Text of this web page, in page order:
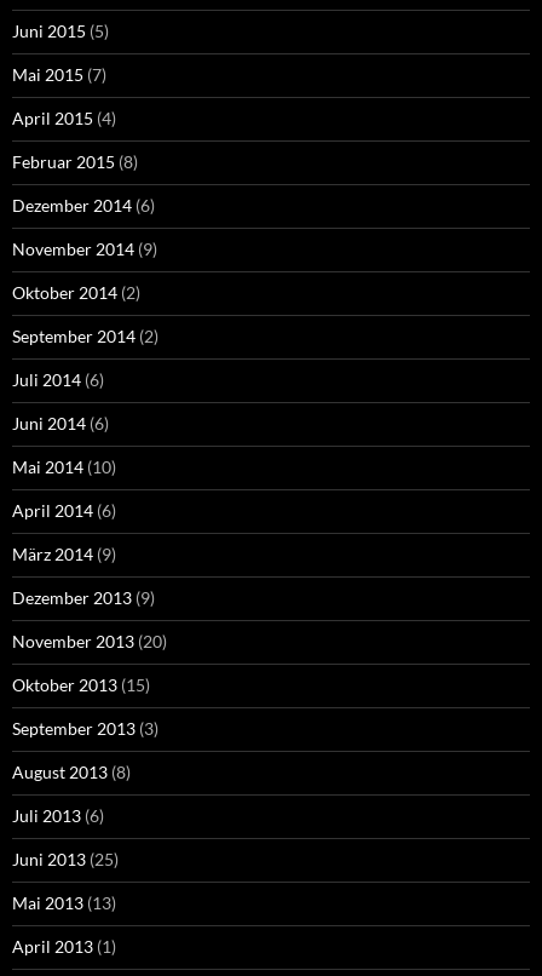
Juni 2015 (5)
Mai 2015 (7)
April 2015 (4)
Februar 2015 (8)
Dezember 2014 (6)
November 2014 (9)
Oktober 2014 (2)
September 2014 (2)
Juli 2014 (6)
Juni 2014 (6)
Mai 2014 (10)
April 2014 (6)
März 2014 (9)
Dezember 2013 (9)
November 2013 (20)
Oktober 2013 (15)
September 2013 (3)
August 2013 (8)
Juli 2013 (6)
Juni 2013 (25)
Mai 2013 (13)
April 2013 (1)